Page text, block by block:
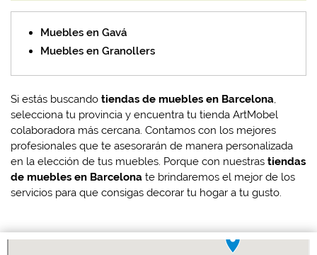
Muebles en Gavá
Muebles en Granollers
Si estás buscando tiendas de muebles en Barcelona,
selecciona tu provincia y encuentra tu tienda ArtMobel
colaboradora más cercana. Contamos con los mejores
profesionales que te asesorarán de manera personalizada
en la elección de tus muebles. Porque con nuestras tiendas
de muebles en Barcelona te brindaremos el mejor de los
servicios para que consigas decorar tu hogar a tu gusto.